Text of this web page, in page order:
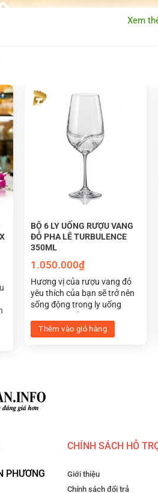
phong thủy học
Xem
BỘ 6 LY UỐNG RƯỢU VANG
ĐỎ PHA LÊ TURBULENCE
350ML
1.050.000₫
Hương vị của rượu vang đỏ
yêu thích của bạn sẽ trở nên
sống động trong ly uống
Turbulence 350ml. Được thiết
kế với một bầu lớn, giúp rượu
cao cho bàn tiệc.
Thêm vào giỏ hàng
PHƯƠNG
CHÍNH SÁCH HỖ
Giới thiệu
Chính sách đổi trả